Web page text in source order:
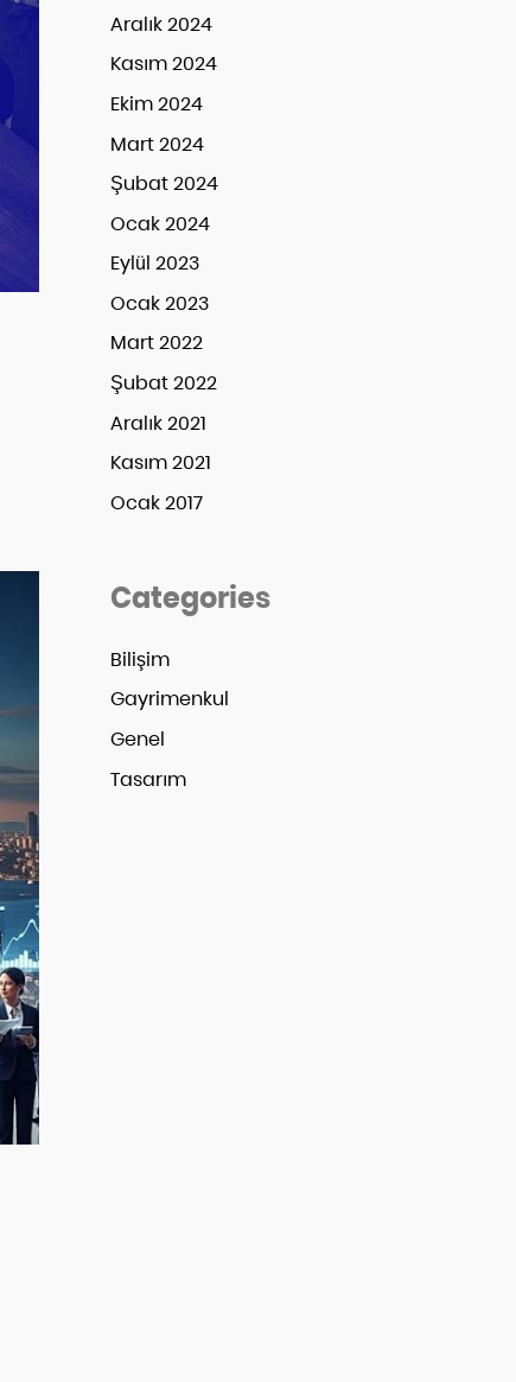
Aralık 2024
Kasım 2024
Ekim 2024
Mart 2024
Şubat 2024
Ocak 2024
Eylül 2023
Ocak 2023
Mart 2022
Şubat 2022
Aralık 2021
Kasım 2021
Ocak 2017
Categories
Bilişim
Gayrimenkul
Genel
Tasarım